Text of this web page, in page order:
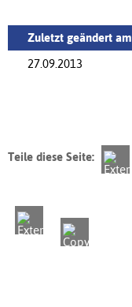
Zuletzt geändert am
27.09.2013
Teile diese Seite: